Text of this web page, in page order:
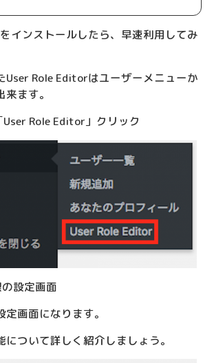
インストールしたら、早速利用してみ
User Role Editorはユーザーメニューか
ます。
User Role Editor」クリック
設定画面
画面になります。
ついて詳しく紹介しましょう。